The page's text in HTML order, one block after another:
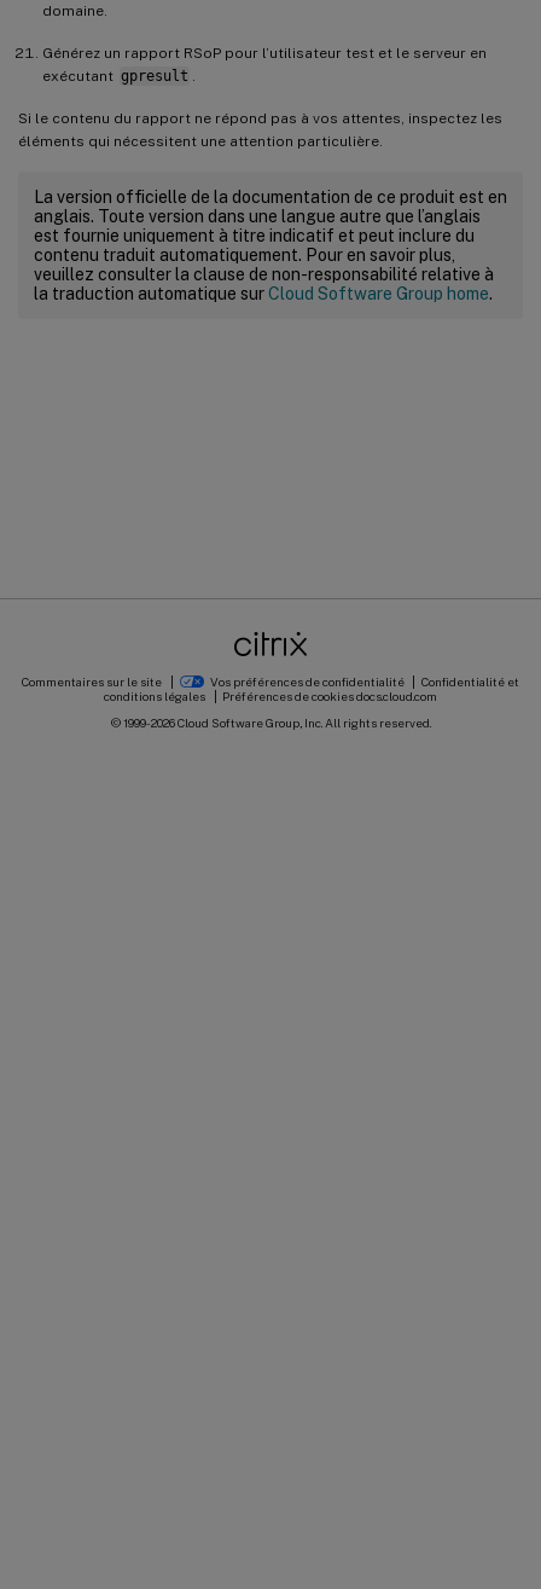
domaine.
Générez un rapport RSoP pour l’utilisateur test et le serveur en
exécutant gpresult
Si le contenu du rapport ne répond pas à vos attentes, inspectez les
éléments qui nécessitent une attention particulière.
La version officielle de la documentation de ce produit est en
anglais. Toute version dans une langue autre que l’anglais
est fournie uniquement à titre indicatif et peut inclure du
contenu traduit automatiquement. Pour en savoir plus,
veuillez consulter la clause de non-responsabilité relative à
la traduction automatique surCloud Software Group home.
Commentaires sur le site Vos préférences de confidentialité
Confidentialité et
conditions légales
Préférences de cookiesdocs.cloud.com
© 1999-2026Cloud Software Group, Inc. All rights reserved.